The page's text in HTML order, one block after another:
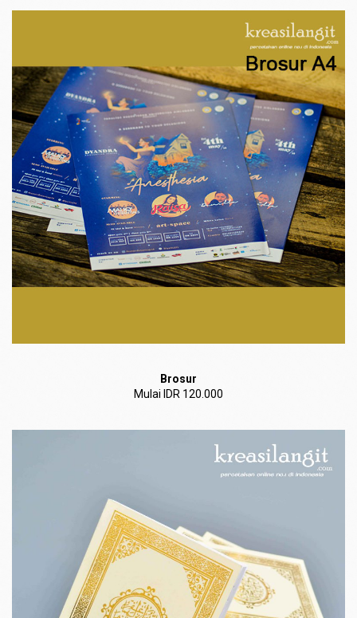
Brosur
Mulai IDR 120.000